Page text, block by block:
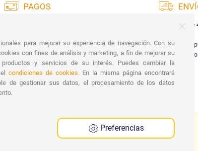
PAGOS
y contrareembolso.
Entrega en Italia dentro
Recogida gratuita en el
Envío gratuito en
29,90€
para mejorar su experiencia de navegación. Con su
con fines de análisis y marketing, a fin de mejorar su
y servicios de su interés. Puedes cambiar la
condiciones de cookies. En la misma página encontrará
de gestionar sus datos, el procesamiento de los datos
Preferencias